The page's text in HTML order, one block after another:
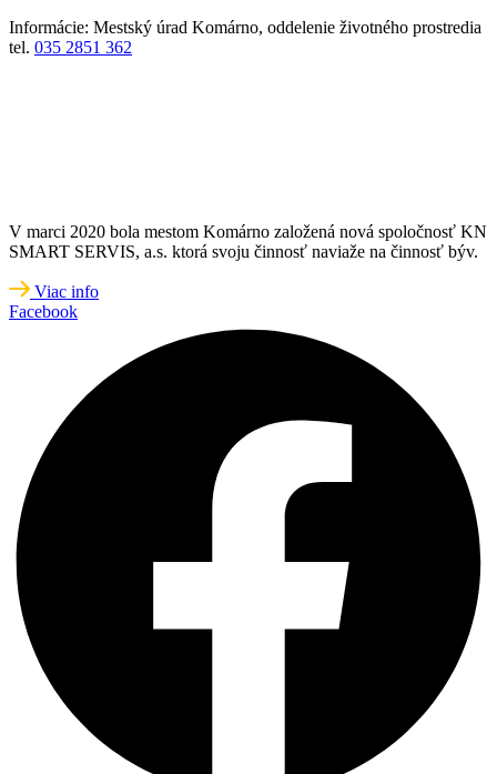
Informácie: Mestský úrad Komárno, oddelenie životného prostredia
tel. 035 2851 362
V marci 2020 bola mestom Komárno založená nová spoločnosť KN
SMART SERVIS, a.s. ktorá svoju činnosť naviaže na činnosť býv.
Viac info
Facebook